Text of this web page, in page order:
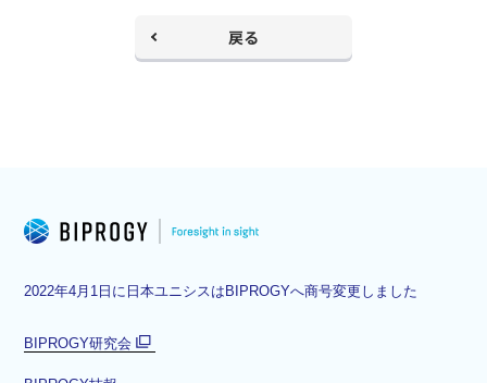
戻る
2022年4月1日に日本ユニシスはBIPROGYへ商号変更しました
BIPROGY研究会